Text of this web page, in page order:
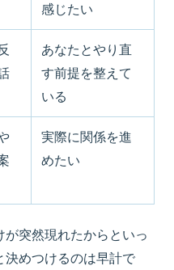
感じたい
あなたとやり直
す前提を整えて
いる
実際に関係を進
めたい
突然現れたからといっ
決めつけるのは早計で